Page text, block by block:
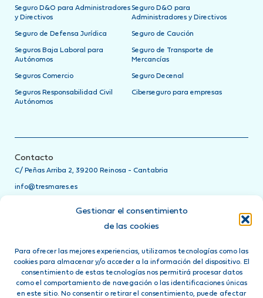
Gestionar el consentimiento
de las cookies
Para ofrecer las mejores experiencias, utilizamos tecnologías como las
cookies para almacenar y/o acceder a la información del dispositivo. El
consentimiento de estas tecnologías nos permitirá procesar datos
como el comportamiento de navegación o las identificaciones únicas
en este sitio. No consentir o retirar el consentimiento, puede afectar
Seguro D&O para Administradores
y Directivos
Seguro de Defensa Jurídica
Seguros Baja Laboral para
Autónomos
Seguros Comercio
Seguros Responsabilidad Civil
Autónomos
Seguro D&O para
Administradores y Directivos
Seguro de Caución
Seguro de Transporte de
Mercancías
Seguro Decenal
Ciberseguro para empresas
Contacto
C/ Peñas Arriba 2, 39200 Reinosa - Cantabria
info@tresmares.es
Teléfonos de asistencia
Ponte en contacto directamente con tu compañía de seguros
llamando a su teléfono de asistencia 24 horas
Síguenos en: